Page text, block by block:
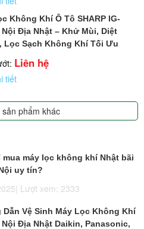
Không Khí Ô Tô SHARP IG-
Nội Địa Nhật – Khử Mùi, Diệt
Lọc Sạch Không Khí Tối Ưu
Liên hệ
tiết
phẩm khác
máy lọc không khí Nhật bãi
uy tín?
Lượt xem: 2333
Dẫn Vệ Sinh Máy Lọc Không Khí
Nội Địa Nhật Daikin, Panasonic,